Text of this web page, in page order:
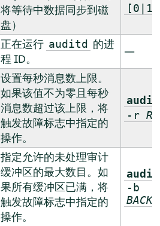
将等待中数据同步到磁
盘）
正在运行 auditd 的进
程 ID。
—
设置每秒消息数上限。
如果该值不为零且每秒
消息数超过该上限，将
触发故障标志中指定的
操作。
-r
指定允许的未处理审计
缓冲区的最大数目。如
果所有缓冲区已满，将
触发故障标志中指定的
操作。
-b